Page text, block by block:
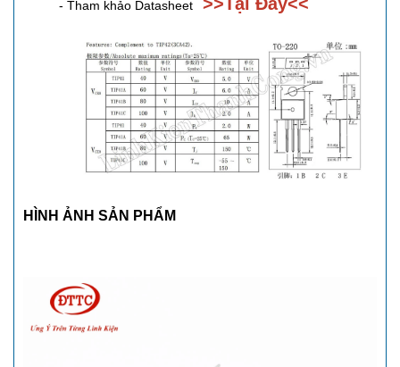
- Tham khảo Datasheet
HÌNH ẢNH SẢN PHẨM